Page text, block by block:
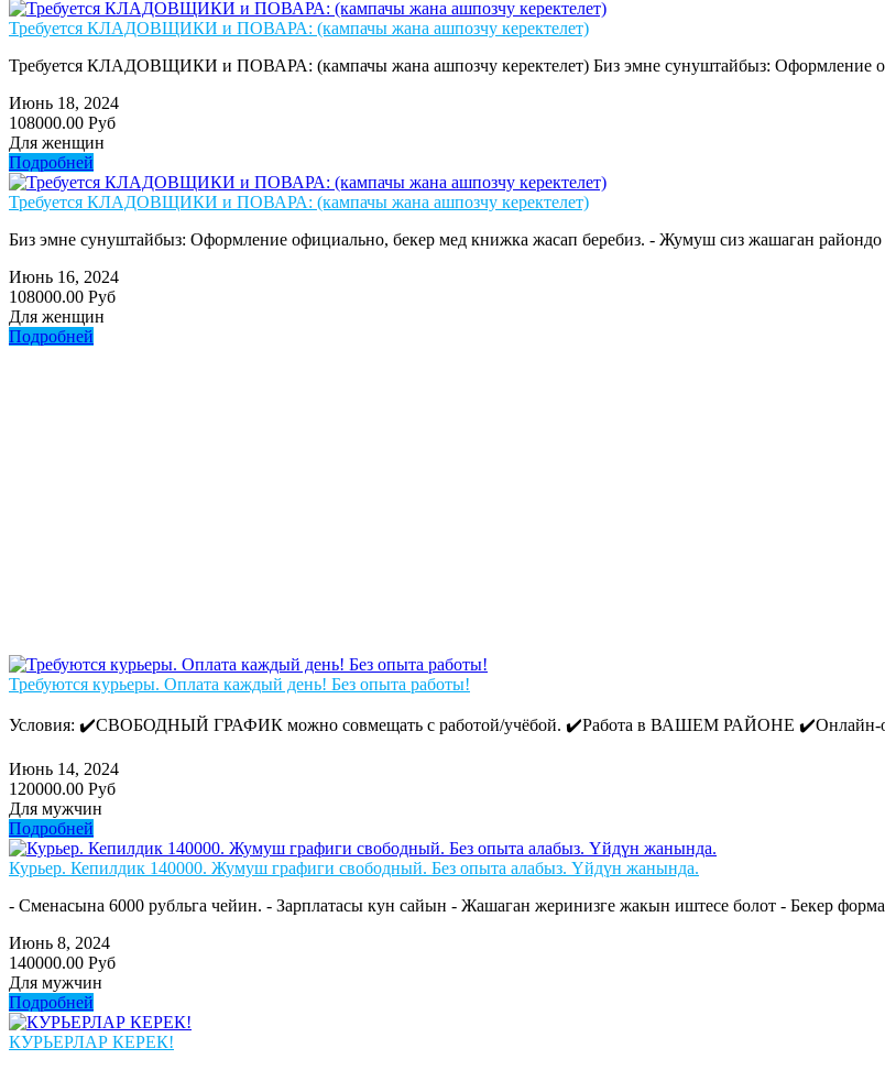
Требуется КЛАДОВЩИКИ и ПОВАРА: (кампачы жана ашпозчу керектелет)
Требуется КЛАДОВЩИКИ и ПОВАРА: (кампачы жана ашпозчу керектелет) Биз эмне сунуштайбыз: Оформление
Июнь 18, 2024
108000.00 Руб
Для женщин
Подробней
Требуется КЛАДОВЩИКИ и ПОВАРА: (кампачы жана ашпозчу керектелет)
Биз эмне сунуштайбыз: Оформление официально, бекер мед книжка жасап беребиз. - Жумуш сиз жашаган
Июнь 16, 2024
108000.00 Руб
Для женщин
Подробней
Требуются курьеры. Оплата каждый день! Без опыта работы!
Условия: ✔️СВОБОДНЫЙ ГРАФИК можно совмещать с работой/учёбой. ✔️Работа в ВАШЕМ РАЙОНЕ ✔️Онлайн-
Июнь 14, 2024
120000.00 Руб
Для мужчин
Подробней
Курьер. Кепилдик 140000. Жумуш графиги свободный. Без опыта алабыз. Үйдүн жанында.
- Сменасына 6000 рубльга чейин. - Зарплатасы кун сайын - Жашаган жеринизге жакын иштесе болот - Бекер
Июнь 8, 2024
140000.00 Руб
Для мужчин
Подробней
КУРЬЕРЛАР КЕРЕК!